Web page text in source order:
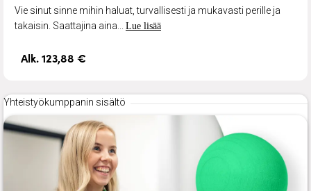
Vie sinut sinne mihin haluat, turvallisesti ja mukavasti perille ja
takaisin. Saattajina aina... Lue lisää
Alk. 123,88 €
Yhteistyökumppanin sisältö